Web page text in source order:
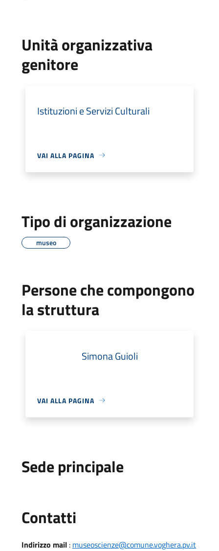
Unità organizzativa
genitore
Istituzioni e Servizi Culturali
VAI ALLA PAGINA
Tipo di organizzazione
museo
Persone che compongono
la struttura
Simona Guioli
VAI ALLA PAGINA
Sede principale
Contatti
Indirizzo mail : museoscienze@comune.voghera.pv.it